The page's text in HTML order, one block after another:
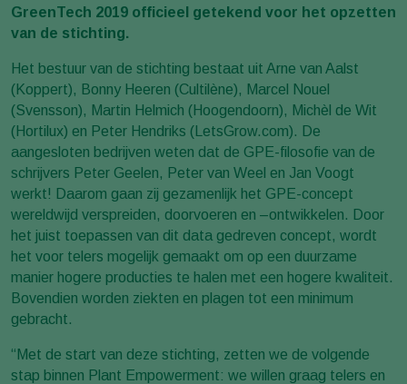
GreenTech 2019 officieel getekend voor het opzetten
van de stichting.
Het bestuur van de stichting bestaat uit Arne van Aalst
(Koppert), Bonny Heeren (Cultilène), Marcel Nouel
(Svensson), Martin Helmich (Hoogendoorn), Michèl de Wit
(Hortilux) en Peter Hendriks (LetsGrow.com). De
aangesloten bedrijven weten dat de GPE-filosofie van de
schrijvers Peter Geelen, Peter van Weel en Jan Voogt
werkt! Daarom gaan zij gezamenlijk het GPE-concept
wereldwijd verspreiden, doorvoeren en –ontwikkelen. Door
het juist toepassen van dit data gedreven concept, wordt
het voor telers mogelijk gemaakt om op een duurzame
manier hogere producties te halen met een hogere kwaliteit.
Bovendien worden ziekten en plagen tot een minimum
gebracht.
“Met de start van deze stichting, zetten we de volgende
stap binnen Plant Empowerment: we willen graag telers en